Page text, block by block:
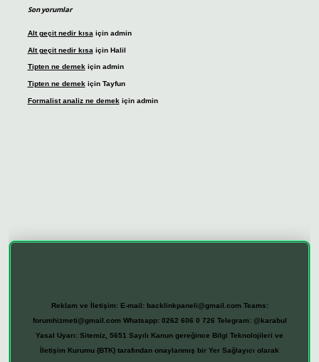
Son yorumlar
Alt geçit nedir kısa için admin
Alt geçit nedir kısa için Halil
Tipten ne demekiçin admin
Tipten ne demek için Tayfun
Formalist analiz ne demek için admin
Reklam ve İletişim: E-mail: backlinkpaneli@gmail.com Teams:
forumhizmeti@gmail.com Whatsapp: 0262 606 0 726 Telegram: @karabul
Yasal Uyarı: Sitemiz, 5651 Sayılı Kanun gereğince Bilgi Teknolojileri ve
İletişim Kurumu (BTK) tarafından onaylanmış bir Yer Sağlayıcı olarak